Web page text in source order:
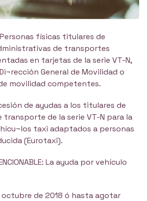
Personas físicas titulares de
de transportes
en tarjetas de la serie VT-N,
General de Movilidad o
movilidad competentes.
de ayudas a los titulares de
transporte de la serie VT-N para la
taxi adaptados a personas
(Eurotaxi).
La ayuda por vehículo
octubre de 2018 ó hasta agotar